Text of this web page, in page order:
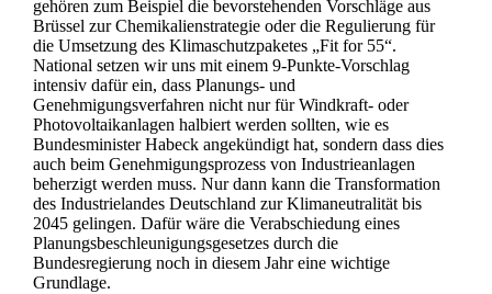
gehören zum Beispiel die bevorstehenden Vorschläge aus
Brüssel zur Chemikalienstrategie oder die Regulierung für
die Umsetzung des Klimaschutzpaketes „Fit for 55“.
National setzen wir uns mit einem 9-Punkte-Vorschlag
intensiv dafür ein, dass Planungs- und
Genehmigungsverfahren nicht nur für Windkraft- oder
Photovoltaikanlagen halbiert werden sollten, wie es
Bundesminister Habeck angekündigt hat, sondern dass dies
auch beim Genehmigungsprozess von Industrieanlagen
beherzigt werden muss. Nur dann kann die Transformation
des Industrielandes Deutschland zur Klimaneutralität bis
2045 gelingen. Dafür wäre die Verabschiedung eines
Planungsbeschleunigungsgesetzes durch die
Bundesregierung noch in diesem Jahr eine wichtige
Grundlage.